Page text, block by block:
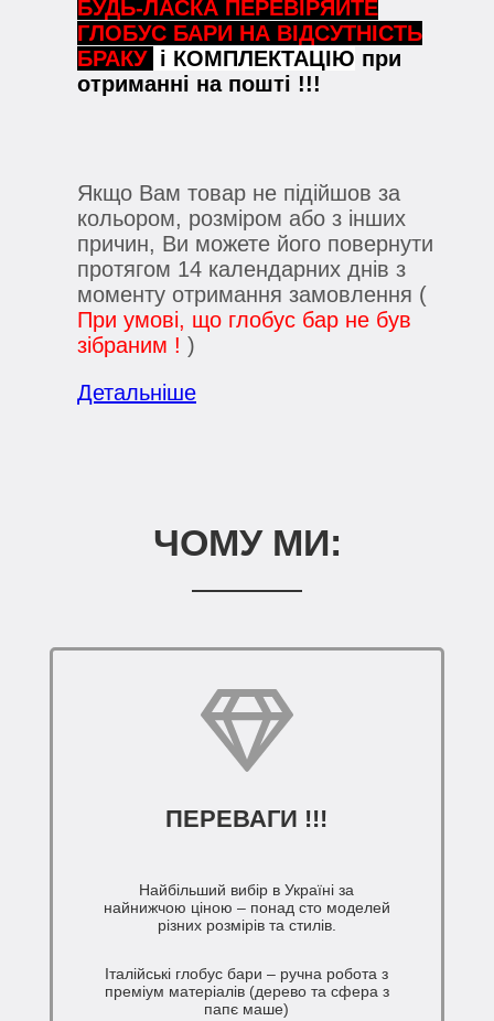
БУДЬ-ЛАСКА ПЕРЕВІРЯЙТЕ
ГЛОБУС БАРИ НА ВІДСУТНІСТЬ
БРАКУ і КОМПЛЕКТАЦІЮ при
отриманні на пошті !!!
Якщо Вам товар не підійшов за
кольором, розміром або з інших
причин, Ви можете його повернути
протягом 14 календарних днів з
моменту отримання замовлення (
При умові, що глобус бар не був
зібраним ! )
Детальніше
ЧОМУ МИ:
ПЕРЕВАГИ !!!
Найбільший вибір в Україні за
найнижчою ціною – понад сто моделей
різних розмірів та стилів.
Італійські глобус бари – ручна робота з
преміум матеріалів (дерево та сфера з
папє маше)